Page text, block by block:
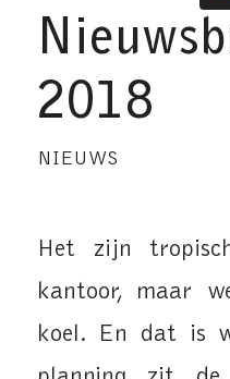
2018
NIEUWS
Het zijn
kantoor, maar
koel. En dat is